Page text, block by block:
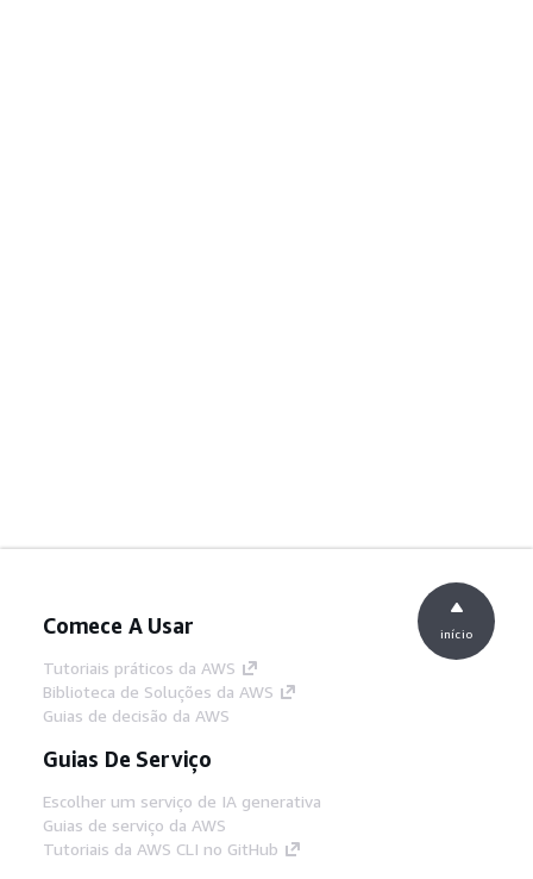
Comece A Usar
Tutoriais práticos da AWS
Biblioteca de Soluções da AWS
Guias de decisão da AWS
Guias De Serviço
Escolher um serviço de IA generativa
Guias de serviço da AWS
Tutoriais da AWS CLI no GitHub
início